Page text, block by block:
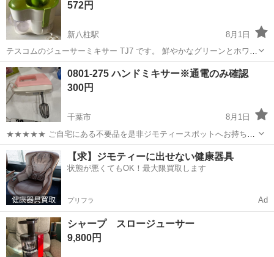
工場のお仕事 ◇コネクタ製造工...
572円
新八柱駅
8月1日
テスコムのジューサーミキサー TJ7 です。 鮮やかなグリーンとホワイ
トの組み合わせで、キッチンを明るく彩ります。 動作確認済みで、問
題なくご使用いただけます。 使用に伴う細かな傷や汚れはございます
が、全体的には比較的きれい...
千葉 松戸市 キッチン家電 テスコム
0801-275 ハンドミキサー※通電のみ確認
300円
千葉市
8月1日
★★★★★ ご自宅にある不要品を是非ジモティースポットへお持ち込
みしませんか？ 家電、趣味・スポーツ・レジャー用品、こども用品、
衣料服飾品、生活雑貨、家具、本、CD・DVDなどが無料でまとめて持
ち込めます！ ※詳細はこ...
千葉 千葉市 キッチン家電 ハンドミキサー
【求】ジモティーに出せない健康器具
状態が悪くてもOK！最大限買取します
プリフラ Ad
シャープ スロージューサー
9,800円